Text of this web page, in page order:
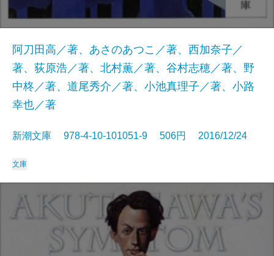
阿刀田高／著、あさのあつこ／著、西加奈子／
著、荻原浩／著、北村薫／著、谷村志穂／著、野
中柊／著、道尾秀介／著、小池真理子／著、小路
幸也／著
新潮文庫 978-4-10-101051-9 506円 2016/12/24
文庫